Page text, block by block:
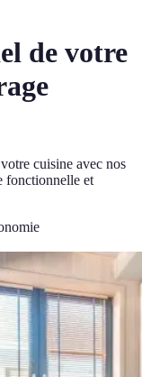
de votre
cuisine avec nos
fonctionnelle et